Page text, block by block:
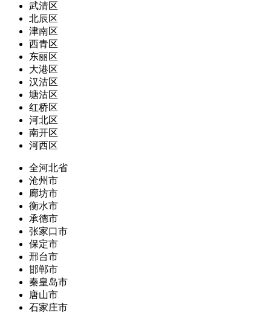
武清区
北辰区
津南区
西青区
东丽区
大港区
汉沽区
塘沽区
红桥区
河北区
南开区
河西区
全河北省
沧州市
廊坊市
衡水市
承德市
张家口市
保定市
邢台市
邯郸市
秦皇岛市
唐山市
石家庄市